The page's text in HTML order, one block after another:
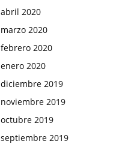
abril 2020
marzo 2020
febrero 2020
enero 2020
diciembre 2019
noviembre 2019
octubre 2019
septiembre 2019